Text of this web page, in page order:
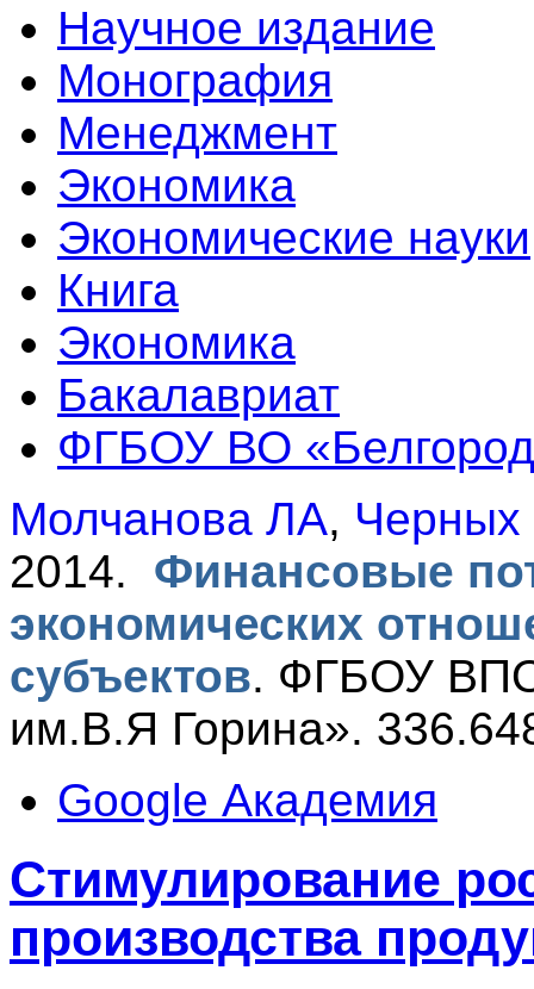
Научное издание
Монография
Менеджмент
Экономика
Экономические науки
Книга
Экономика
Бакалавриат
ФГБОУ ВО
Молчанова ЛА,
2014. Финансовые
экономических
субъектов. ФГБОУ ВПО
им.В.Я Горина».
Google Академия
Стимулирование
производства